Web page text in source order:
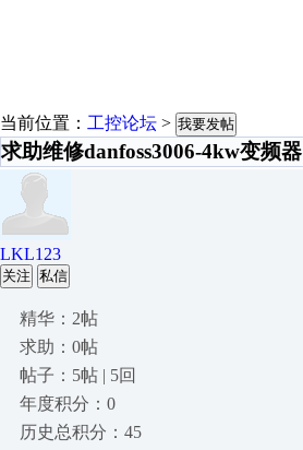
当前位置： 工控论坛 > 我要发帖
求助维修danfoss3006-4kw变频器
LKL123
关注 私信
精华：2帖
求助：0帖
帖子：5帖 | 5回
年度积分：0
历史总积分：45